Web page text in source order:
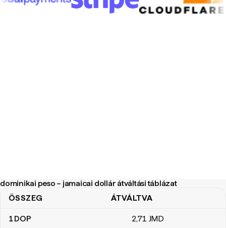
dominikai peso – jamaicai dollár átváltási táblázat
dominikai peso – jamaicai dollár átváltási táblázat
ÖSSZEG ÁTVÁLTVA
1DOP 2,71 JMD